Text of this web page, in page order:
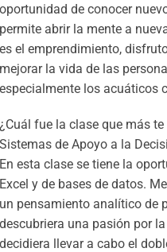
oportunidad de conocer
permite abrir la mente a
es el emprendimiento,
mejorar la vida de las
especialmente los acuáticos
¿Cuál fue la clase que más
Sistemas de Apoyo a la
En esta clase se tiene la
Excel y de bases de datos.
un pensamiento analítico de
descubriera una pasión por
decidiera llevar a cabo el